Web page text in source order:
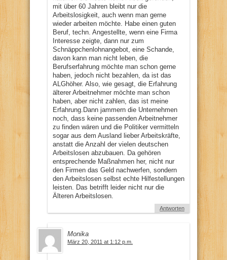
mit über 60 Jahren bleibt nur die
Arbeitslosigkeit, auch wenn man gerne
wieder arbeiten möchte. Habe einen guten
Beruf, techn. Angestellte, wenn eine Firma
Interesse zeigte, dann nur zum
Schnäppchenlohnangebot, eine Schande,
davon kann man nicht leben, die
Berufserfahrung möchte man schon gerne
haben, jedoch nicht bezahlen, da ist das
ALGhöher. Also, wie gesagt, die Erfahrung
älterer Arbeitnehmer möchte man schon
haben, aber nicht zahlen, das ist meine
Erfahrung.Dann jammern die Unternehmen
noch, dass keine passenden Arbeitnehmer
zu finden wären und die Politiker vermitteln
sogar aus dem Ausland lieber Arbeitskräfte,
anstatt die Anzahl der vielen deutschen
Arbeitslosen abzubauen. Da gehören
entsprechende Maßnahmen her, nicht nur
den Firmen das Geld nachwerfen, sondern
den Arbeitslosen selbst echte Hilfestellungen
leisten. Das betrifft leider nicht nur die
Älteren Arbeitslosen.
Antworten
Monika
März 20, 2011 at 1:12 p.m.